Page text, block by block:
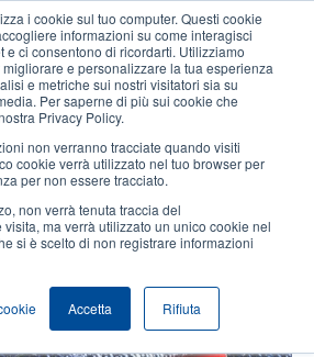
i cookie sul tuo computer. Questi cookie
informazioni su come interagisci
e ci consentono di ricordarti. Utilizziamo
e personalizzare la tua esperienza
e metriche sui nostri visitatori sia su
Per saperne di più sui cookie che
Privacy Policy.
non verranno tracciate quando visiti
cookie verrà utilizzato nel tuo browser per
per non essere tracciato.
non verrà tenuta traccia del
ma verrà utilizzato un unico cookie nel
si è scelto di non registrare informazioni
Accetta Rifiuta
User
account
User
Seleziona Prodotti Contatto Vendite
Del Settore